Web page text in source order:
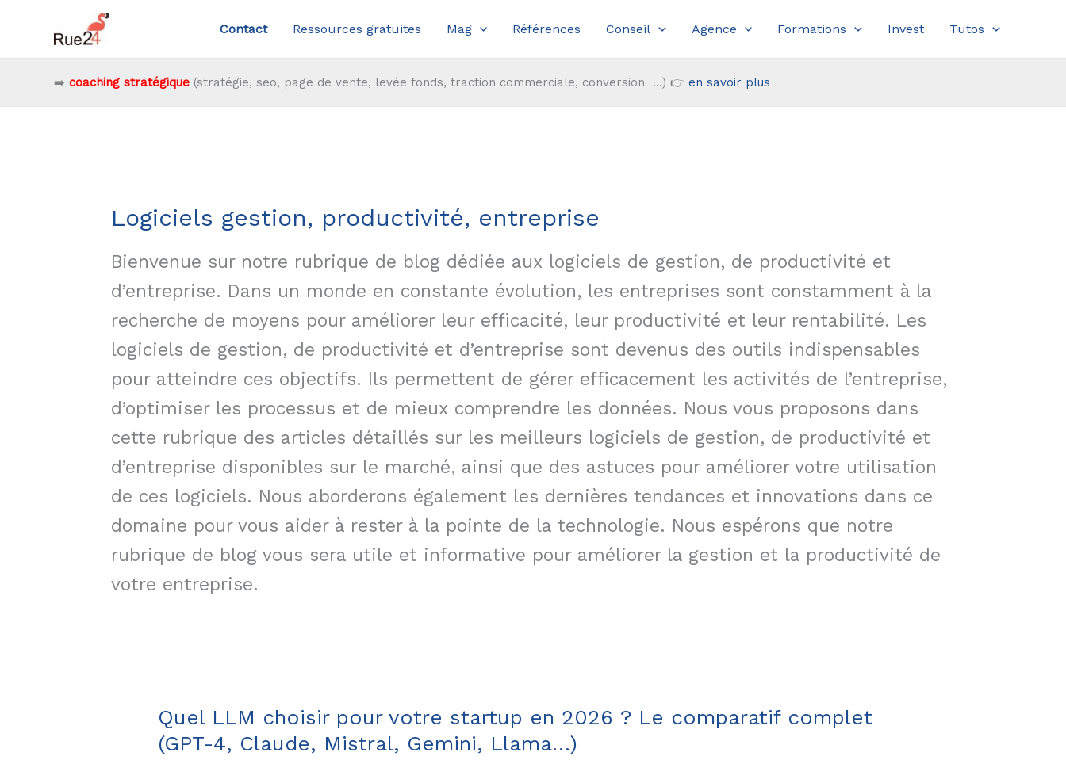
contenu
Contact Ressources gratuites Mag Références Conseil Agence Formations Invest Tutos
➡️ coaching stratégique(stratégie, seo, page de vente, levée fonds, traction commerciale, conversion ...) 👉 en savoir plus
Logiciels gestion, productivité, entreprise
Bienvenue sur notre rubrique de blog dédiée aux logiciels de gestion, de productivité et
d’entreprise. Dans un monde en constante évolution, les entreprises sont constamment à la
recherche de moyens pour améliorer leur efficacité, leur productivité et leur rentabilité. Les
logiciels de gestion, de productivité et d’entreprise sont devenus des outils indispensables
pour atteindre ces objectifs. Ils permettent de gérer efficacement les activités de l’entreprise,
d’optimiser les processus et de mieux comprendre les données. Nous vous proposons dans
cette rubrique des articles détaillés sur les meilleurs logiciels de gestion, de productivité et
d’entreprise disponibles sur le marché, ainsi que des astuces pour améliorer votre utilisation
de ces logiciels. Nous aborderons également les dernières tendances et innovations dans ce
domaine pour vous aider à rester à la pointe de la technologie. Nous espérons que notre
rubrique de blog vous sera utile et informative pour améliorer la gestion et la productivité de
votre entreprise.
Quel LLM choisir pour votre startup en 2026 ? Le comparatif complet
(GPT-4, Claude, Mistral, Gemini, Llama…)